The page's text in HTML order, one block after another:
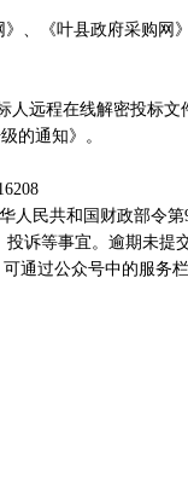
、《叶县政府采购网
人远程在线解密投标
的通知》。
人民共和国财政部令第
诉等事宜。逾期未提
通过公众号中的服务栏